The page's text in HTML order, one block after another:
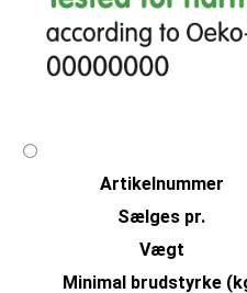
Artikelnummer
Sælges pr.
Vægt
Minimal brudstyrke